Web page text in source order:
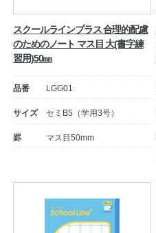
スクールラインプラス 合理的配慮
のためのノート マス目 大(書字練
習用)50㎜
品番 LGG01
サイズ セミB5（学用3号）
罫 マス目50mm